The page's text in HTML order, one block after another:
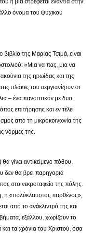
η βία στρέφεται ενάντια στην
άλλο όνομα του ψυχικού
βιβλίο της Μαρίας Τσιμά, είναι
«Μια να πας, μια να
της ηρωίδας και της
πλάκες του σεργιανίζουν οι
– ένα πανοπτικόν με δυο
επιτήρησης και εν τέλει
από τη μικροκοινωνία της
νόρμες της.
γίνει αντικείμενο πόθου,
δεν θα βρει παρηγοριά
στο νεκροταφείο της πόλης.
η «πολύκλαυστος παρθένος»,
από το ανάκλιντρό της και
εξάλλου, χωρίζουν το
τα χρόνια του Χριστού, όσα